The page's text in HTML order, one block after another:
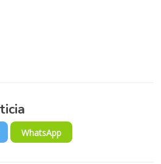
WhatsApp